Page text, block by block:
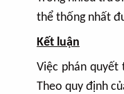
thể thống nhất
Kết luận
Việc phán quyết
Theo quy định